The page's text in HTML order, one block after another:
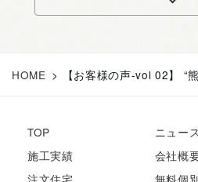
HOME > 【お客様の声-vol 02】 “
TOP
施工実績
注文住宅
ニュー
会社概
無料個